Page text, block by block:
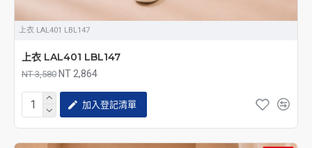
上衣 LAL401 LBL147
上衣 LAL401 LBL147
NT 3,580 NT 2,864
加入登記清單